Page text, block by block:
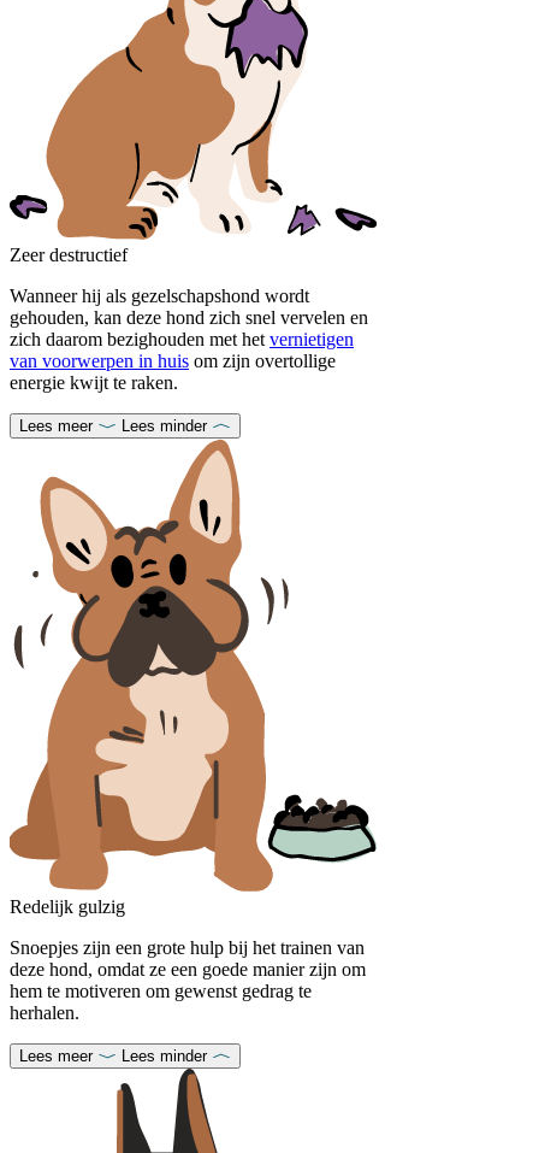
Zeer destructief
Wanneer hij als gezelschapshond wordt
gehouden, kan deze hond zich snel vervelen en
zich daarom bezighouden met het vernietigen
van voorwerpen in huis om zijn overtollige
energie kwijt te raken.
Lees meer Lees minder
Redelijk gulzig
Snoepjes zijn een grote hulp bij het trainen van
deze hond, omdat ze een goede manier zijn om
hem te motiveren om gewenst gedrag te
herhalen.
Lees meer Lees minder